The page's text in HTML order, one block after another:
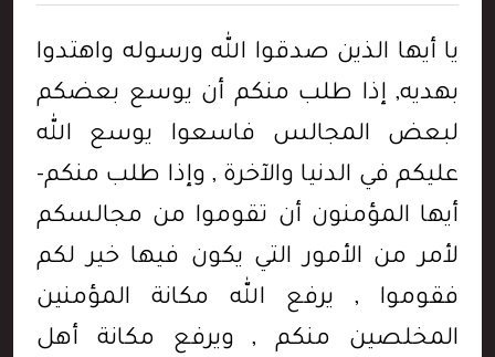
يا أيها الذين صدقوا الله ورسوله واهتدوا
بهديه, إذا طلب منكم أن يوسع بعضكم
لبعض المجالس فاسعوا يوسع الله
عليكم في الدنيا والآخرة , وإذا طلب منكم-
أيها المؤمنون أن تقوموا من مجالسكم
لأمر من الأمور التي يكون فيها خير لكم
فقوموا , يرفع الله مكانة المؤمنين
المخلصين منكم , ويرفع مكانة أهل